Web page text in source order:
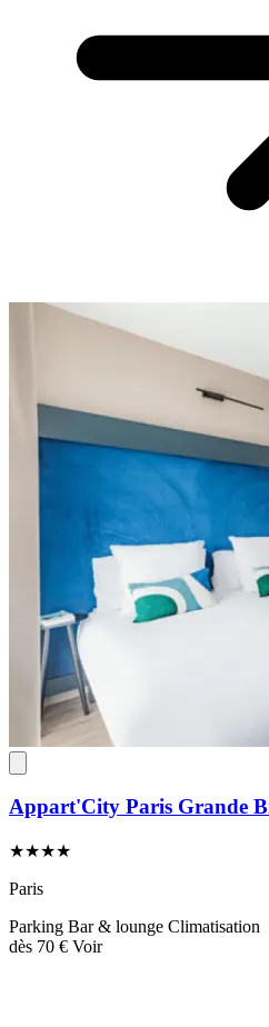
Appart'City Paris Grande
★★★★
Paris
Parking Bar & lounge Climatisation
dès 70 € Voir